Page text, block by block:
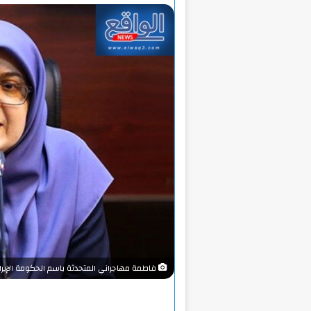
فاطمة مهاجراني المتحدثة باسم الحكومة